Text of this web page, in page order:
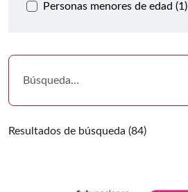
Personas menores de edad (1)
Resultados de búsqueda (84)